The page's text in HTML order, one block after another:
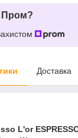
Пром?
Доставка
L'or